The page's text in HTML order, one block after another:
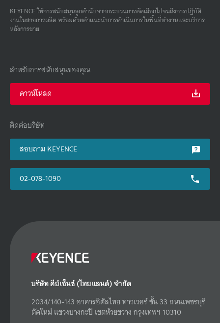
KEYENCE ให้การสนับสนุนลูกค้านับจากกระบวนการคัดเลือกไปจนถึงการปฏิบัติ
งานในสายการผลิต พร้อมด้วยคําแนะนําการดําเนินการในพื้นที่ทํางานและบริการ
หลังการขาย
สำหรับการสนับสนุนของคุณ
ดาวน์โหลด
ติดต่อบริษัท
สอบถาม KEYENCE
02-078-1090
บริษัท คีย์เอ็นซ์ (ไทยแลนด์) จำกัด
2034/140-143 อาคารอิตัลไทย ทาวเวอร์ ชั้น 33 ถนนเพชรบุรี
ตัดใหม่ แขวงบางกะปิ เขตห้วยขวาง กรุงเทพฯ 10310